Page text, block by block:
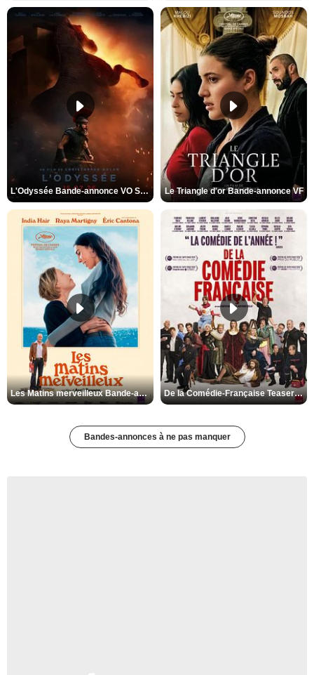
L'Odyssée Bande-annonce VO STFR Le Triangle d'or Bande-annonce VF
Les Matins merveilleux Bande-annonce VF De la Comédie-Française Teaser VF
Bandes-annonces à ne pas manquer